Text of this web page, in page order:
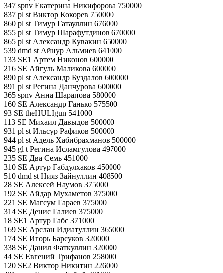
347 spnv Екатерина Никифорова 750000
837 pl st Виктор Кокорев 750000
860 pl st Тимур Гатауллин 676000
855 pl st Тимур Шарафутдинов 670000
865 pl st Александр Кувакин 650000
539 dmd st Айнур Альмиев 641000
133 SE1 Артем Никонов 600000
216 SE Айгуль Маликова 600000
890 pl st Александр Буздалов 600000
891 pl st Регина Данчурова 600000
365 spnv Анна Шарапова 580000
160 SE Александр Ганько 575500
93 SE theHULIgun 541000
113 SE Михаил Давыдов 500000
931 pl st Ильсур Рафиков 500000
944 pl st Адель Хабибрахманов 500000
945 gl t Регина Исламгулова 497000
235 SE Два Семь 451000
310 SE Артур Габдулхаков 450000
510 dmd st Нияз Зайнуллин 408500
28 SE Алексей Наумов 375000
192 SE Айдар Мухаметов 375000
221 SE Магсум Гараев 375000
314 SE Денис Галиев 375000
18 SE1 Артур Габс 371000
169 SE Арслан Идиатуллин 365000
174 SE Игорь Барсуков 320000
338 SE Данил Фаткуллин 320000
44 SE Евгений Трифанов 258000
120 SE2 Виктор Никитин 226000